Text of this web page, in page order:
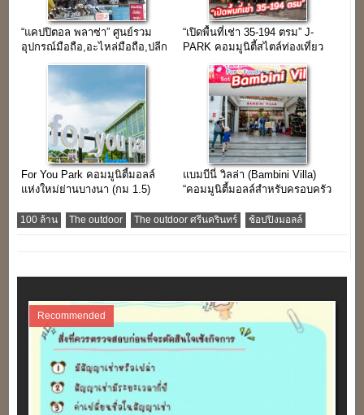
“แคปปิตอล พลาซ่า” ศูนย์รวม
อุปกรณ์มือถือ,อะไหล่มือถือ,ปลีก
และส่ง ใจกลางย่านคลองถม
เสือป่า
“เปิดพื้นที่เช่า 35-194 ตรม” J-
PARK คอมมูนิตี้สไตล์ท่องเที่ยว
For You Park คอมมูนิตี้มอลล์
แห่งใหม่ย่านบางนา (กม 1.5)
แบมบีนี่ วิลล่า (Bambini Villa)
“คอมมูนิตี้มอลล์สำหรับครอบครัว
100 ล้าน The outdoor The outdoor ศรีนครินทร์ ช้อปปิงมอลล์
Recommended